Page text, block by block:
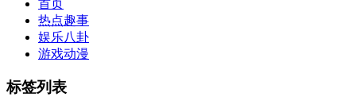
首页
热点趣事
娱乐八卦
游戏动漫
标签列表